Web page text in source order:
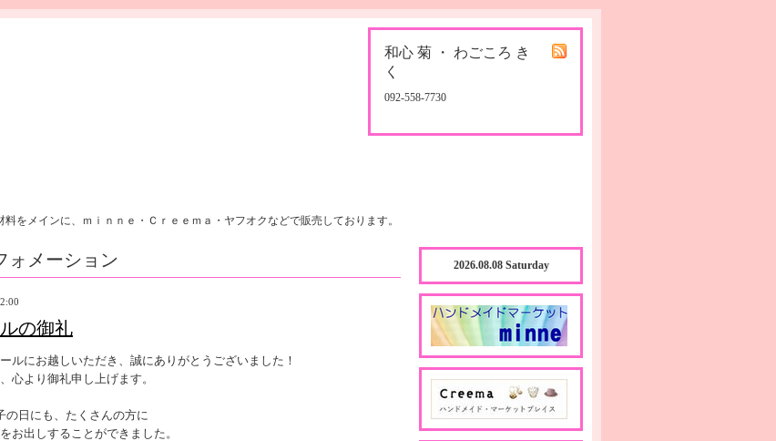
和心 菊 ・ わごころ き
く
092-558-7730
をメインに、ｍｉｎｎｅ・Ｃｒｅｅｍａ・ヤフオクなどで販売しております。
ォメーション
の御礼
ルにお越しいただき、誠にありがとうございました！
心より御礼申し上げます。
の日にも、たくさんの方に
お出しすることができました。
2026.08.08 Saturday